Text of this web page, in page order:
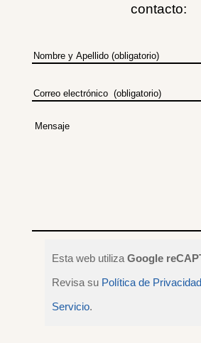
contacto:
Esta web utiliza Google
Revisa su Política de Privacidad
Servicio.